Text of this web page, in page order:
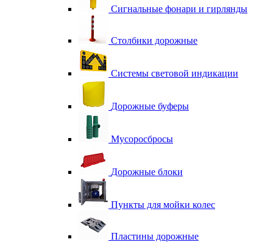
Сигнальные фонари и гирлянды
Столбики дорожные
Системы световой индикации
Дорожные буферы
Мусоросбросы
Дорожные блоки
Пункты для мойки колес
Пластины дорожные